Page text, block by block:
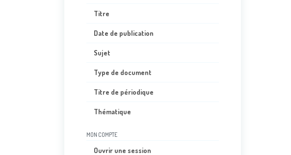
Titre
Date de publication
Sujet
Type de document
Titre de périodique
Thématique
MON COMPTE
Ouvrir une session